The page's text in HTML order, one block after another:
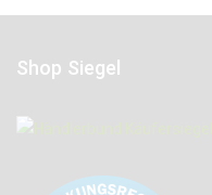
Shop Siegel